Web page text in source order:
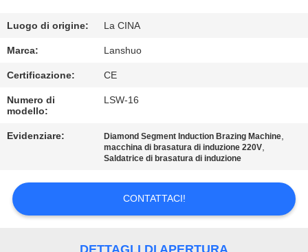
DI
QUALITÀ
CONTATTICI
NOTIZIE
RICHIEDA
Luogo di origine: La CINA
Marca: Lanshuo
Certificazione: CE
Numero di
modello:
LSW-16
Evidenziare: Diamond Segment Induction Brazing Machine,
macchina di brasatura di induzione 220V,
Saldatrice di brasatura di induzione
CONTATTACI!
DETTAGLI DI APERTURA